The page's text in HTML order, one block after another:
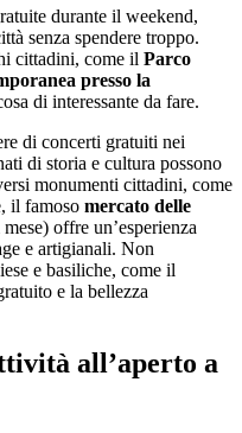
durante il weekend,
senza spendere troppo.
cittadini, come il Parco
presso la
di interessante da fare.
di concerti gratuiti nei
di storia e cultura possono
monumenti cittadini, come
il famoso mercato delle
offre un’esperienza
e artigianali. Non
e basiliche, come il
e la bellezza
all’aperto a